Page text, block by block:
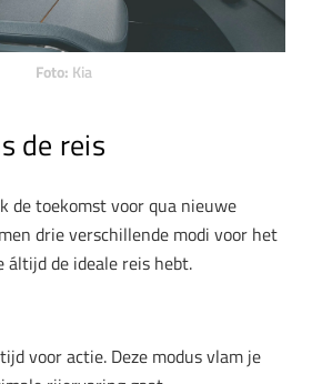
Foto: Kia
de reis
de toekomst voor qua nieuwe
drie verschillende modi voor het
de ideale reis hebt.
voor actie. Deze modusvlam je